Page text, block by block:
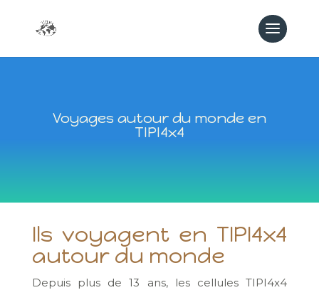
Voyages autour du monde en
TIPI4x4
Ils voyagent en TIPI4x4
autour du monde
Depuis plus de 13 ans, les cellules TIPI4x4